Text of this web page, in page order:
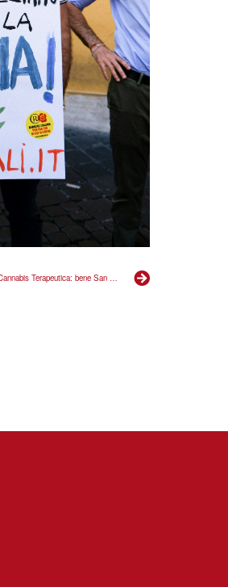
Cannabis Terapeutica: bene San Marino, ma cosa fa l’Italia?